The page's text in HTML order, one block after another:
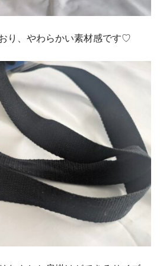
り、やわらかい素材感です♡